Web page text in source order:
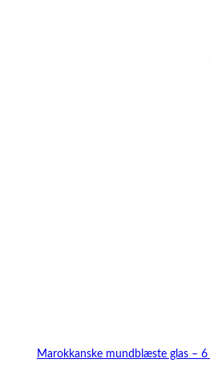
Marokkanske mundblæste glas – 6